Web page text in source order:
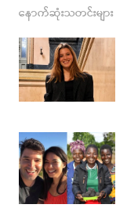
c
e
b
o
k
s
t
a
g
a
m
s
နောက်ဆုံးသတင်းများ